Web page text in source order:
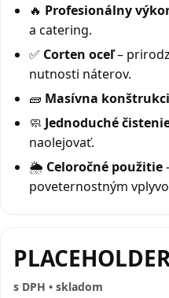
🔥 Profesionálny
a catering.
✅ Corten oceľ–
nutnosti náterov.
🧱 Masívna
🧼 Jednoduché
naolejovať.
🌦️ Celoročné použitie
poveternostným
s DPH • skladom